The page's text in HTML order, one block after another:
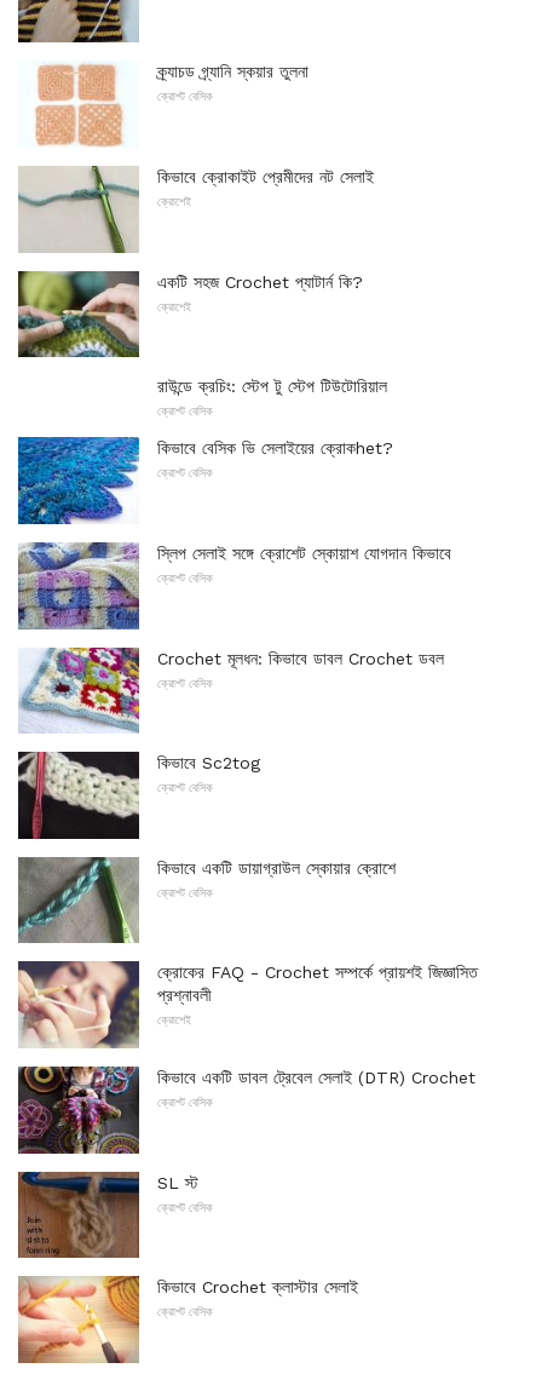
ক্র্যাচড গ্র্যানি স্কয়ার তুলনা
ক্রোশ্ট বেসিক
কিভাবে ক্রোকাইট প্রেমীদের নট সেলাই
ক্রোশেই
একটি সহজ Crochet প্যাটার্ন কি?
ক্রোশেই
রাউন্ডে ক্রচিং: স্টেপ টু স্টেপ টিউটোরিয়াল
ক্রোশ্ট বেসিক
কিভাবে বেসিক ভি সেলাইয়ের ক্রোকhet?
ক্রোশ্ট বেসিক
স্লিপ সেলাই সঙ্গে ক্রোশেট স্কোয়াশ যোগদান কিভাবে
ক্রোশ্ট বেসিক
Crochet মূলধন: কিভাবে ডাবল Crochet ডবল
ক্রোশ্ট বেসিক
কিভাবে Sc2tog
ক্রোশ্ট বেসিক
কিভাবে একটি ডায়াগ্রাউল স্কোয়ার ক্রোশে
ক্রোশ্ট বেসিক
ক্রোকের FAQ - Crochet সম্পর্কে প্রায়শই জিজ্ঞাসিত
প্রশ্নাবলী
ক্রোশেই
কিভাবে একটি ডাবল ট্রেবেল সেলাই (DTR) Crochet
ক্রোশ্ট বেসিক
SL স্ট
ক্রোশ্ট বেসিক
কিভাবে Crochet ক্লাস্টার সেলাই
ক্রোশ্ট বেসিক